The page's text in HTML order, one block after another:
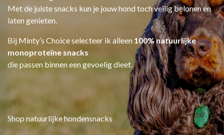
Met de juiste snacks kun je jouw hond toch veilig belonen en
laten genieten.
Bij Minty’s Choice selecteer ik alleen 100% natuurlijke
monoproteïne snacks
die passen binnen een gevoelig dieet.
Shop natuurlijke hondensnacks